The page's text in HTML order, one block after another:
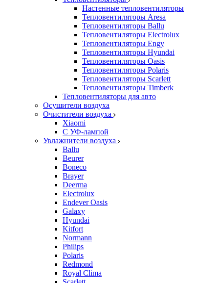
Настенные тепловентиляторы
Тепловентиляторы Aresa
Тепловентиляторы Ballu
Тепловентиляторы Electrolux
Тепловентиляторы Engy
Тепловентиляторы Hyundai
Тепловентиляторы Oasis
Тепловентиляторы Polaris
Тепловентиляторы Scarlett
Тепловентиляторы Timberk
Тепловентиляторы для авто
Осушители воздуха
Очистители воздуха
Xiaomi
С УФ-лампой
Увлажнители воздуха
Ballu
Beurer
Boneco
Brayer
Deerma
Electrolux
Endever Oasis
Galaxy
Hyundai
Kitfort
Normann
Philips
Polaris
Redmond
Royal Clima